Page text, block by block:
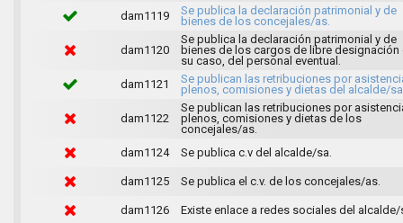
dam1119
Se publica la declaración patrimonial y de
bienes de los concejales/as.
dam1120
Se publica la declaración patrimonial y de
bienes de los cargos de libre designación
su caso, del personal eventual.
dam1121
Se publican las retribuciones por
plenos, comisiones y dietas del alcalde/
dam1122
Se publican las retribuciones por
plenos, comisiones y dietas de los
concejales/as.
dam1124
Se publica c.v del alcalde/sa.
dam1125 Se publica el c.v. de los concejales/as.
dam1126 Existe enlace a redes sociales del alcalde/